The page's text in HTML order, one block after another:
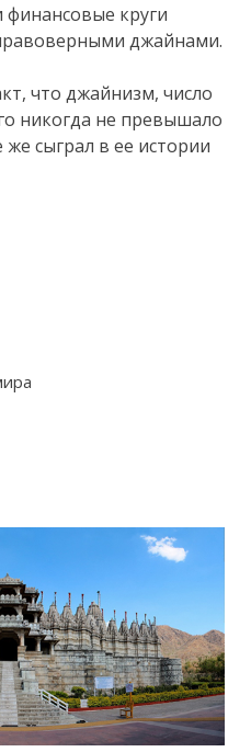
финансовые круги
джайнами.
что джайнизм, число
никогда не превышало
же сыграл в ее истории